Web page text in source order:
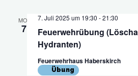
MO.
7
Feuerwehrübung
Hydranten)
7. Juli 2025 um 19:30 -21:30
Feuerwehrhaus Haberskirch
Übung